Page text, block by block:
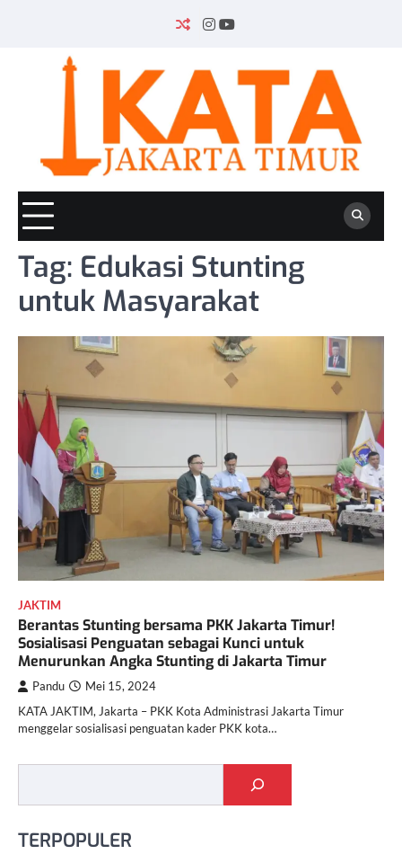
INSTAGRAM
YOUTUBE
Tag: Edukasi Stunting
untuk Masyarakat
JAKTIM
Berantas Stunting bersama PKK Jakarta Timur!
Sosialisasi Penguatan sebagai Kunci untuk
Menurunkan Angka Stunting di Jakarta Timur
Pandu Mei 15, 2024
KATA JAKTIM, Jakarta – PKK Kota Administrasi Jakarta Timur
menggelar sosialisasi penguatan kader PKK kota…
TERPOPULER